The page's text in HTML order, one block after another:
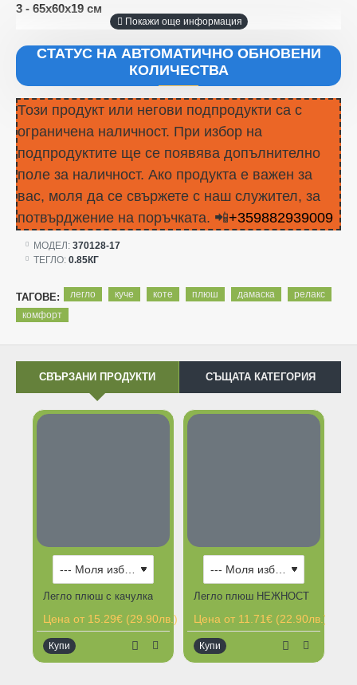
3 - 65x60x19 см
СТАТУС НА АВТОМАТИЧНО ОБНОВЕНИ
КОЛИЧЕСТВА
Този продукт или негови подпродукти са с
ограничена наличност. При избор на
подпродуктите ще се появява допълнително
поле за наличност. Ако продукта е важен за
вас, моля да се свържете с наш служител, за
потвърджение на поръчката. 📲+359882939009
МОДЕЛ: 370128-17
ТЕГЛО: 0.85КГ
ТАГОВЕ: легло куче коте плюш дамаска
релакс
комфорт
СВЪРЗАНИ ПРОДУКТИ СЪЩАТА КАТЕГОРИЯ
Легло плюш с качулка
Цена от 15.29€ (29.90лв.)
Купи
Легло плюш НЕЖНОСТ
Цена от 11.71€ (22.90лв.)
Купи